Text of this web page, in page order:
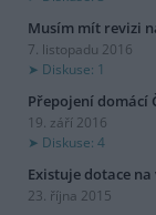
Musím mít revizi
7. listopadu 2016
Diskuse: 1
Přepojení domácí
19. září 2016
Diskuse: 4
Existuje dotace
23. října 2015